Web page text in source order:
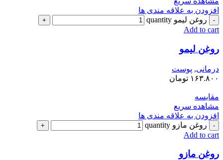
افزودن به علاقه مندی ها
روغن لیمو quantity
Add to cart
روغن لیمو
درمانی, پوست
۱۶۳.۸۰۰ تومان
مقایسه
مشاهده سریع
افزودن به علاقه مندی ها
روغن مازو quantity
Add to cart
روغن مازو